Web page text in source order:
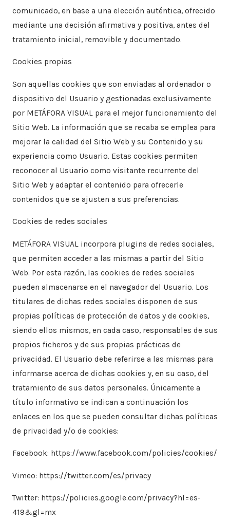
comunicado, en base a una elección auténtica, ofrecido
mediante una decisión afirmativa y positiva, antes del
tratamiento inicial, removible y documentado.
​Cookies propias
Son aquellas cookies que son enviadas al ordenador o
dispositivo del Usuario y gestionadas exclusivamente
por METÁFORA VISUAL para el mejor funcionamiento del
Sitio Web. La información que se recaba se emplea para
mejorar la calidad del Sitio Web y su Contenido y su
experiencia como Usuario. Estas cookies permiten
reconocer al Usuario como visitante recurrente del
Sitio Web y adaptar el contenido para ofrecerle
contenidos que se ajusten a sus preferencias.
Cookies de redes sociales
METÁFORA VISUAL incorpora plugins de redes sociales,
que permiten acceder a las mismas a partir del Sitio
Web. Por esta razón, las cookies de redes sociales
pueden almacenarse en el navegador del Usuario. Los
titulares de dichas redes sociales disponen de sus
propias políticas de protección de datos y de cookies,
siendo ellos mismos, en cada caso, responsables de sus
propios ficheros y de sus propias prácticas de
privacidad. El Usuario debe referirse a las mismas para
informarse acerca de dichas cookies y, en su caso, del
tratamiento de sus datos personales. Únicamente a
título informativo se indican a continuación los
enlaces en los que se pueden consultar dichas políticas
de privacidad y/o de cookies:
Facebook: https://www.facebook.com/policies/cookies/
Vimeo: https://twitter.com/es/privacy
Twitter: https://policies.google.com/privacy?hl=es-
419&gl=mx